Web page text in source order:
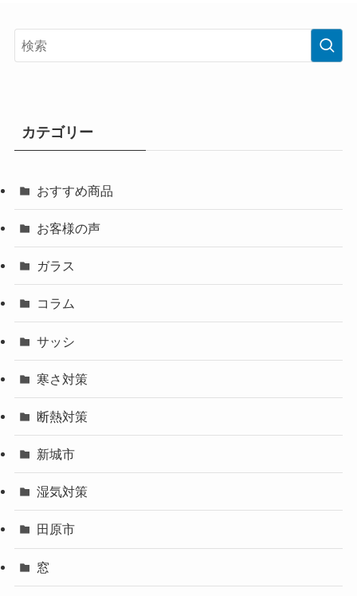
カテゴリー
おすすめ商品
お客様の声
ガラス
コラム
サッシ
寒さ対策
断熱対策
新城市
湿気対策
田原市
窓